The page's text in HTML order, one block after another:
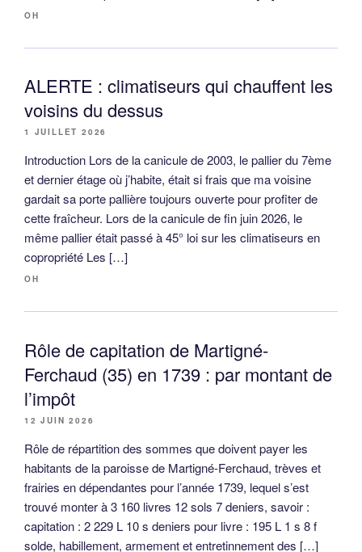
OH
ALERTE : climatiseurs qui chauffent les
voisins du dessus
1 JUILLET 2026
Introduction Lors de la canicule de 2003, le pallier du 7ème
et dernier étage où j’habite, était si frais que ma voisine
gardait sa porte pallière toujours ouverte pour profiter de
cette fraîcheur. Lors de la canicule de fin juin 2026, le
même pallier était passé à 45° loi sur les climatiseurs en
copropriété Les […]
OH
Rôle de capitation de Martigné-
Ferchaud (35) en 1739 : par montant de
l’impôt
12 JUIN 2026
Rôle de répartition des sommes que doivent payer les
habitants de la paroisse de Martigné-Ferchaud, trèves et
frairies en dépendantes pour l’année 1739, lequel s’est
trouvé monter à 3 160 livres 12 sols 7 deniers, savoir :
capitation : 2 229 L 10 s deniers pour livre : 195 L 1 s 8 f
solde, habillement, armement et entretinnement des […]